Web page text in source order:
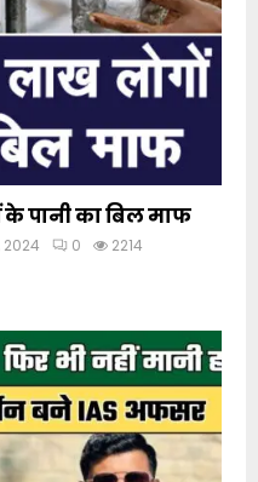
के पानी का बिल माफ
0 2214